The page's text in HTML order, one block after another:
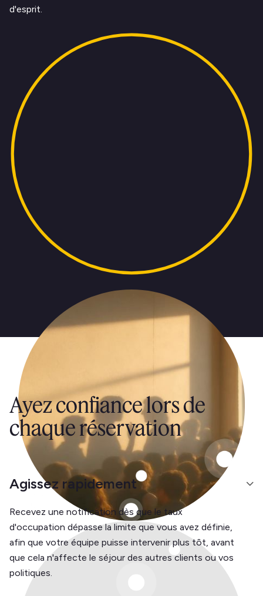
d'esprit.
Ayez confiance lors de
chaque réservation
Agissez rapidement
Recevez une notification dès que le taux
d'occupation dépasse la limite que vous avez définie,
afin que votre équipe puisse intervenir plus tôt, avant
que cela n'affecte le séjour des autres clients ou vos
politiques.